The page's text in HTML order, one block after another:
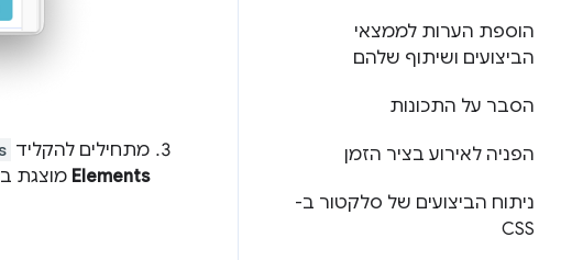
הוספת הערות לממצאי
הביצועים ושיתוף שלהם
הסבר על התכונות
הפניה לאירוע בציר הזמן
ניתוח הביצועים של סלקטור ב-
CSS
מתחילים להקליד
Elements מוצגת ב